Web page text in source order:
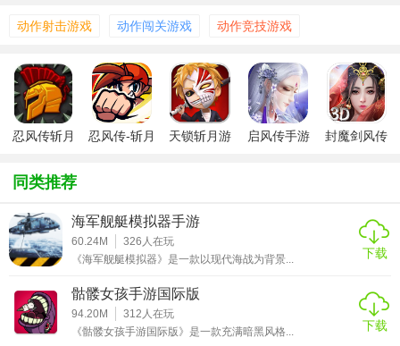
币购买获得，游戏场景丰富多样，怪物的形象设计也不一
超高还原动作武器战斗。
【游戏攻略】
1.带感的音效会带着玩家进行战斗，游戏里的操作趣味非常的
高，玩家需要开启更多更具刺激的玩法；
2.灵活的进行各个场景的冒险，多个不同的角色会让玩家感受
到操作带来的刺激玩法，而且这款游戏里的画质精美；
3.游戏里的世界非常的庞大，玩家需要大量的战斗才能让玩家
更好的发挥自己的实力，玩法方面也是极具特色。
【游戏点评】
一款非常的有趣的格斗的游戏，游戏中其实是有很多的战斗
动作射击游戏 动作闯关游戏 动作竞技游戏
忍风传斩月
忍风传-斩月
天锁斩月游
启风传手游 封魔剑风传
同类推荐
海军舰艇模拟器手游
60.24M 326 人在玩
《海军舰艇模拟器》是一款以现代海战为背景...
下载
骷髅女孩手游国际版
94.20M 312 人在玩
《骷髅女孩手游国际版》是一款充满暗黑风格...
下载